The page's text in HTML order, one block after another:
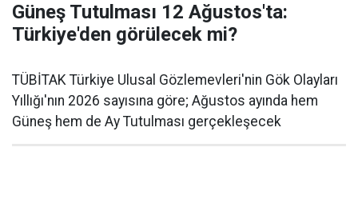
Güneş Tutulması 12 Ağustos'ta:
Türkiye'den görülecek mi?
TÜBİTAK Türkiye Ulusal Gözlemevleri'nin Gök Olayları
Yıllığı'nın 2026 sayısına göre; Ağustos ayında hem
Güneş hem de Ay Tutulması gerçekleşecek